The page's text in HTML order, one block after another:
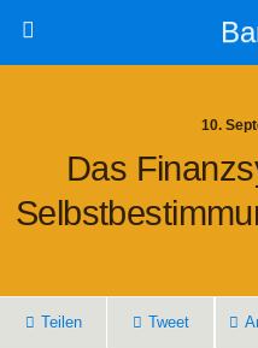
10.
Das
Tei­len Tweet